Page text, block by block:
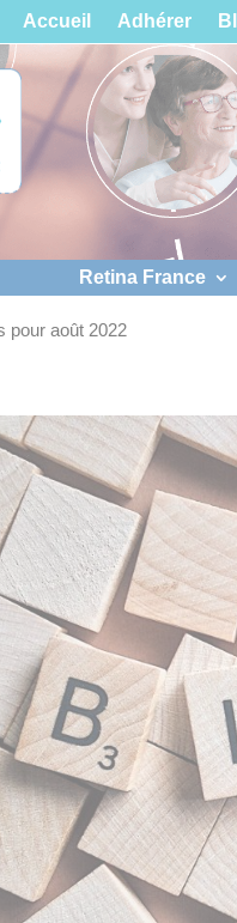
Accueil Adhérer
Retina France
pour août 2022